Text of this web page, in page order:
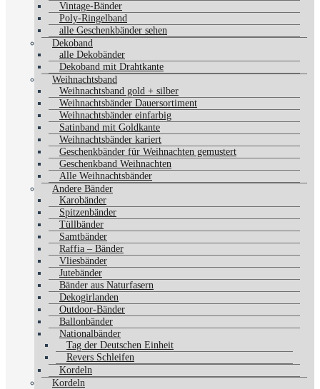
Vintage-Bänder
Poly-Ringelband
alle Geschenkbänder sehen
Dekoband
alle Dekobänder
Dekoband mit Drahtkante
Weihnachtsband
Weihnachtsband gold + silber
Weihnachtsbänder Dauersortiment
Weihnachtsbänder einfarbig
Satinband mit Goldkante
Weihnachtsbänder kariert
Geschenkbänder für Weihnachten gemustert
Geschenkband Weihnachten
Alle Weihnachtsbänder
Andere Bänder
Karobänder
Spitzenbänder
Tüllbänder
Samtbänder
Raffia – Bänder
Vliesbänder
Jutebänder
Bänder aus Naturfasern
Dekogirlanden
Outdoor-Bänder
Ballonbänder
Nationalbänder
Tag der Deutschen Einheit
Revers Schleifen
Kordeln
Kordeln